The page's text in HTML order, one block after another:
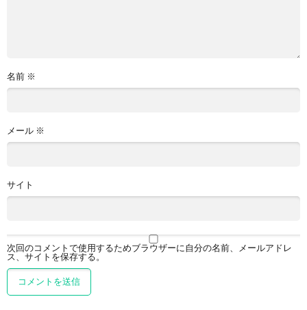
名前 ※
メール ※
サイト
次回のコメントで使用するためブラウザーに自分の名前、メールアドレ
ス、サイトを保存する。